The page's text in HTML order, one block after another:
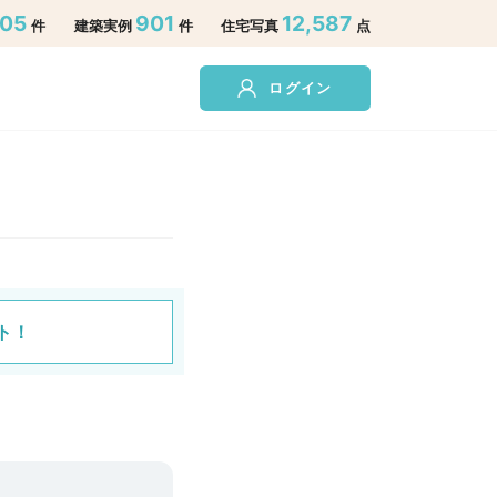
件 建築実例 901 件 住宅写真 12,587 点
ログイン
！